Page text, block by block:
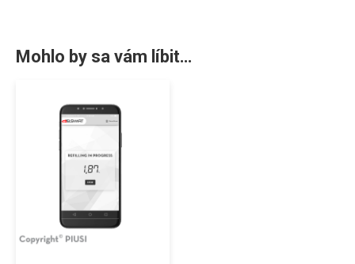
Mohlo by sa vám líbit…